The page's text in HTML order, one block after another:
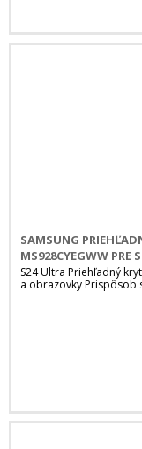
SAMSUNG
MS928CYEGWW PRE
S24 Ultra Priehľadný
a obrazovky Prispôsob